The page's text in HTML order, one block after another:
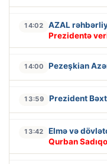
14:02 AZAL
Prezidentə
14:00 Pezeşkian
13:59 Prezident
13:42 Elmə və
Qurban